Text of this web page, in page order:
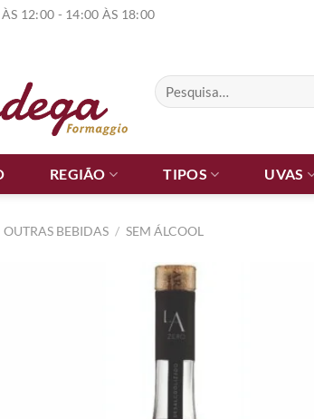
12:00 - 14:00 ÀS 18:00
Pesquisar
por:
REGIÃO TIPOS UVAS
OUTRAS BEBIDAS / SEM ÁLCOOL